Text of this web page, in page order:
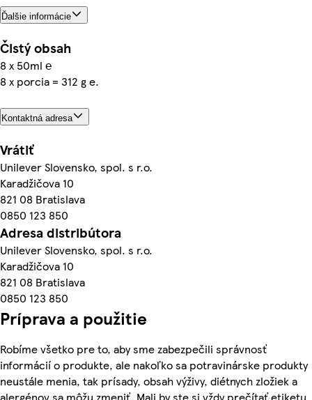
Ďalšie informácie
Čistý obsah
8 x 50ml ℮
8 x porcia = 312 g e.
Kontaktná adresa
Vrátiť
Unilever Slovensko, spol. s r.o.
Karadžičova 10
821 08 Bratislava
0850 123 850
Adresa distribútora
Unilever Slovensko, spol. s r.o.
Karadžičova 10
821 08 Bratislava
0850 123 850
Príprava a použitie
Robíme všetko pre to, aby sme zabezpečili správnosť
informácií o produkte, ale nakoľko sa potravinárske produkty
neustále menia, tak prísady, obsah výživy, diétnych zložiek a